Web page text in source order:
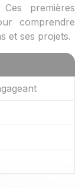
premières
comprendre
et ses projets.